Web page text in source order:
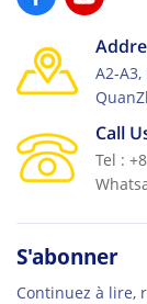
A2-
Call
Tel :
S'abonner
Continuez à lire,